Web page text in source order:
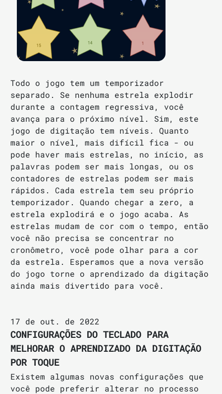
Todo o jogo tem um temporizador
separado. Se nenhuma estrela explodir
durante a contagem regressiva, você
avança para o próximo nível. Sim, este
jogo de digitação tem níveis. Quanto
maior o nível, mais difícil fica - ou
pode haver mais estrelas, no início, as
palavras podem ser mais longas, ou os
contadores de estrelas podem ser mais
rápidos. Cada estrela tem seu próprio
temporizador. Quando chegar a zero, a
estrela explodirá e o jogo acaba. As
estrelas mudam de cor com o tempo, então
você não precisa se concentrar no
cronômetro, você pode olhar para a cor
da estrela. Esperamos que a nova versão
do jogo torne o aprendizado da digitação
ainda mais divertido para você.
17 de out. de 2022
CONFIGURAÇÕES DO TECLADO PARA
MELHORAR O APRENDIZADO DA DIGITAÇÃO
POR TOQUE
Existem algumas novas configurações que
você pode preferir alterar no processo